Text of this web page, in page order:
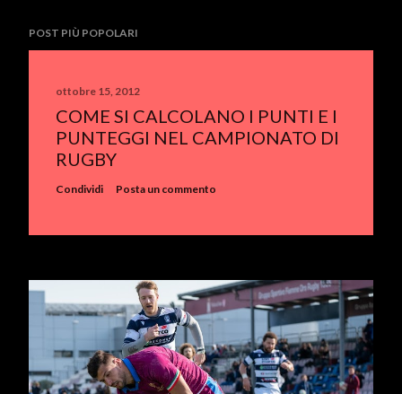
POST PIÙ POPOLARI
ottobre 15, 2012
COME SI CALCOLANO I PUNTI E I
PUNTEGGI NEL CAMPIONATO DI
RUGBY
Condividi Posta un commento